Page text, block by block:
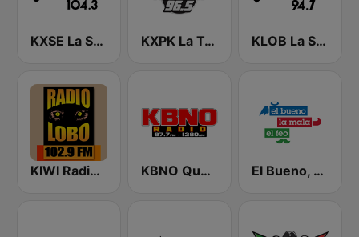
KXSE La Suavecita 104.3 FM KXPK La Tricolor 96.5 FM KLOB La Suavecita 94.7 FM
KIWI Radio Lobo 102.9 FM KBNO Qué Bueno 97.7 FM El Bueno, La Mala y El Feo